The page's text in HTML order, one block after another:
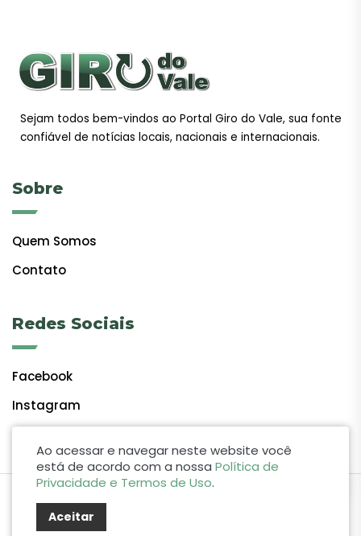
Sejam todos bem-vindos ao Portal Giro do Vale, sua fonte
confiável de notícias locais, nacionais e internacionais.
Sobre
Quem Somos
Contato
Redes Sociais
Facebook
Instagram
© 2024 Giro do Vale. Todos os direitos reservados.
Ao acessar e navegar neste website você
está de acordo com a nossa Política de
Privacidade e Termos de Uso.
Aceitar